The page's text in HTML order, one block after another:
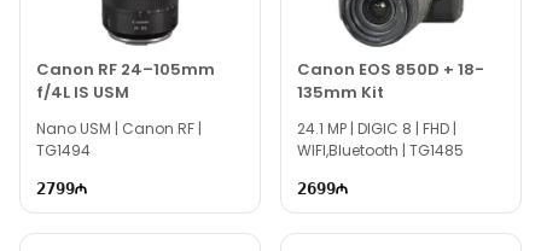
Canon RF 24–105mm
f/4L IS USM
Nano USM | Canon RF |
TG1494
2799
Canon EOS 850D + 18-
135mm Kit
24.1 MP | DIGIC 8 | FHD |
WIFI,Bluetooth | TG1485
2699